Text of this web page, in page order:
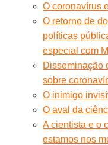
O coronavírus
O retorno de
políticas
especial com
Disseminação
sobre
O inimigo
O aval da
A cientista e o
estamos nos